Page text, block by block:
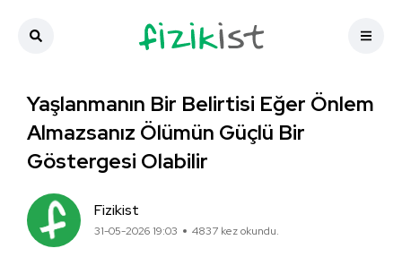
Yaşlanmanın Bir Belirtisi Eğer Önlem
Almazsanız Ölümün Güçlü Bir
Göstergesi Olabilir
Fizikist
31-05-2026 19:03 4837 kez okundu.